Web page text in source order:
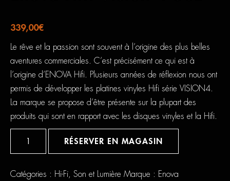
339,00€
Le rêve et la passion sont souvent à l’origine des plus belles
aventures commerciales. C’est précisément ce qui est à
l’origine d’ENOVA Hifi. Plusieurs années de réflexion nous ont
permis de développer les platines vinyles Hifi série VISION4.
La marque se propose d’être présente sur la plupart des
produits qui sont en rapport avec les disques vinyles et la Hifi.
4
RÉSERVER EN MAGASIN
Catégories : Hi-Fi Son et Lumière Marque : Enova